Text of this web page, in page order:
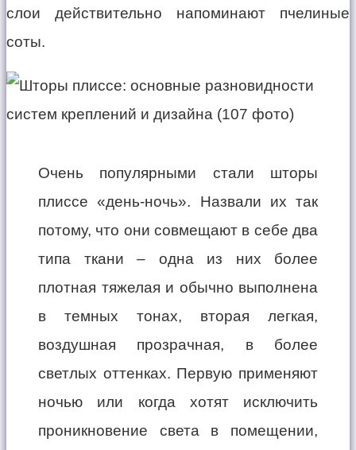
слои действительно напоминают пчелиные
соты.
Очень популярными стали шторы
плиссе «день-ночь». Назвали их так
потому, что они совмещают в себе два
типа ткани – одна из них более
плотная тяжелая и обычно выполнена
в темных тонах, вторая легкая,
воздушная прозрачная, в более
светлых оттенках. Первую применяют
ночью или когда хотят исключить
проникновение света в помещении,